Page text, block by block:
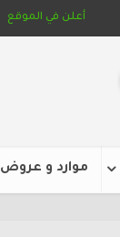
أعلن في الموقع
موارد و عروض